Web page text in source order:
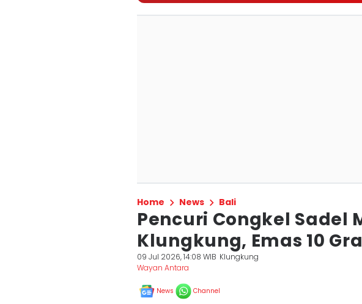
Home News Bali
Pencuri Congkel Sadel
Klungkung, Emas 10
09 Jul 2026, 14:08 WIB Klungkung
Wayan Antara
News Channel